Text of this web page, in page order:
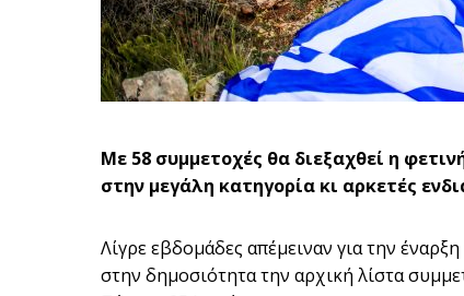
Με 58 συμμετοχές θα διεξαχθεί η
στην μεγάλη κατηγορία κι αρκετές
Λίγρε εβδομάδες απέμειναν για την
στην δημοσιότητα την αρχική λίστα